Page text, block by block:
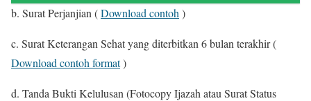
b. Surat Perjanjian (Download contoh )
c. Surat Keterangan Sehat yang diterbitkan 6 bulan terakhir (
Download contoh format)
d. Tanda Bukti Kelulusan (Fotocopy Ijazah atau Surat Status